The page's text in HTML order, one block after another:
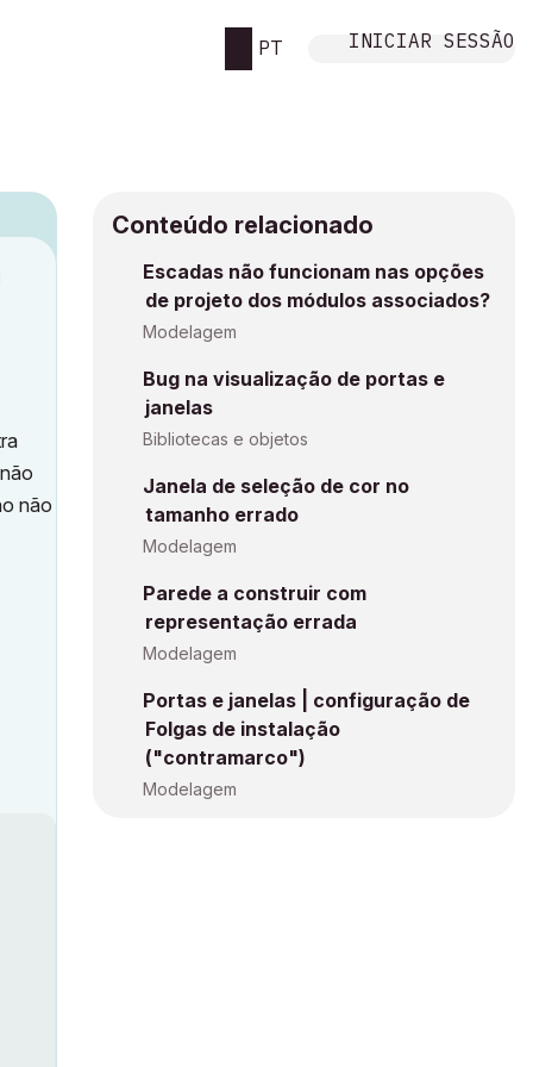
PT INICIAR SESSÃO
não
Conteúdo relacionado
Escadas não funcionam nas opções
de projeto dos módulos associados?
Modelagem
Bug na visualização de portas e
janelas
Bibliotecas e objetos
Janela de seleção de cor no
tamanho errado
Modelagem
Parede a construir com
representação errada
Modelagem
Portas e janelas | configuração de
Folgas de instalação
("contramarco")
Modelagem